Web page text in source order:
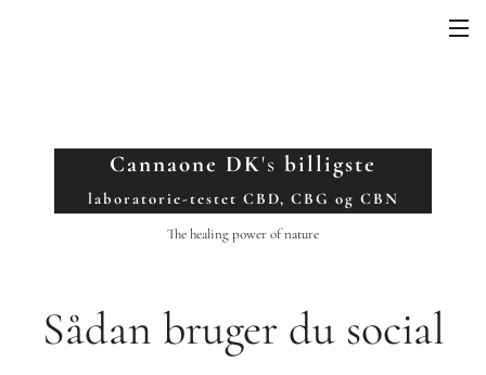
Cannaone DK's billigste
laboratorie-testet CBD, CBG og CBN
The healing power of nature
Sådan bruger du social